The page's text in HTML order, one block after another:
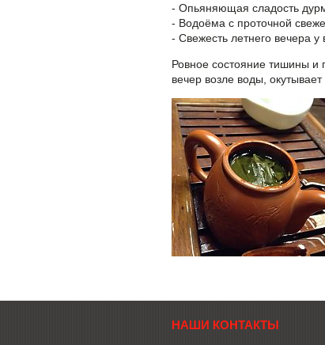
- Опьяняющая сладость
- Водоёма с проточной
- Свежесть летнего вечера у
Ровное состояние тишины и
вечер возле воды,
НАШИ КОНТАКТЫ